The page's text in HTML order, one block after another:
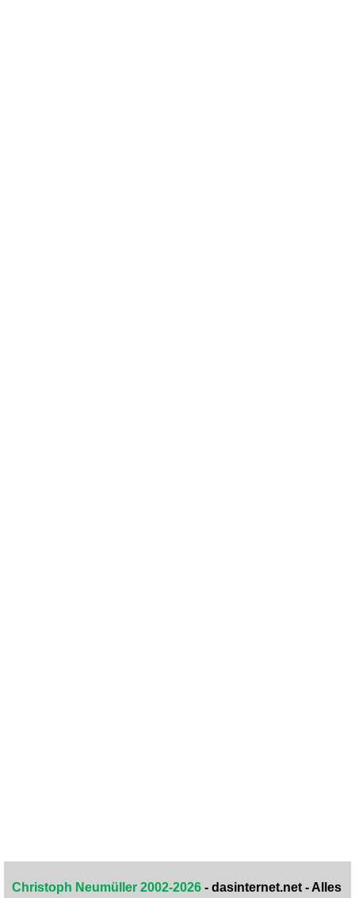
Christoph Neumüller 2002-2026 - dasinternet.net - Alles